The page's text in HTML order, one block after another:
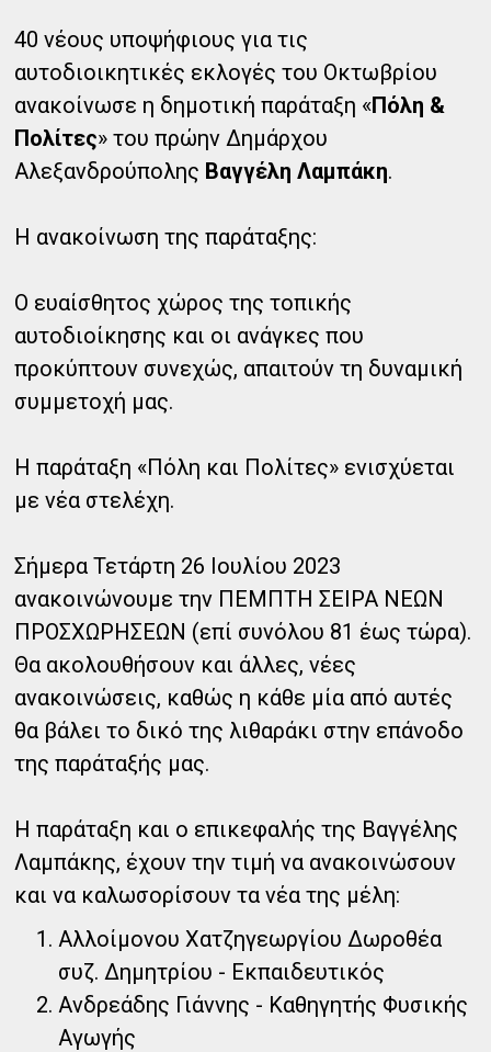
40 νέους υποψήφιους για τις
αυτοδιοικητικές εκλογές του Οκτωβρίου
ανακοίνωσε η δημοτική παράταξη «Πόλη &
Πολίτες» του πρώην Δημάρχου
Αλεξανδρούπολης Βαγγέλη Λαμπάκη.
Η ανακοίνωση της παράταξης:
Ο ευαίσθητος χώρος της τοπικής
αυτοδιοίκησης και οι ανάγκες που
προκύπτουν συνεχώς, απαιτούν τη δυναμική
συμμετοχή μας.
Η παράταξη «Πόλη και Πολίτες» ενισχύεται
με νέα στελέχη.
Σήμερα Τετάρτη 26 Ιουλίου 2023
ανακοινώνουμε την ΠΕΜΠΤΗ ΣΕΙΡΑ ΝΕΩΝ
ΠΡΟΣΧΩΡΗΣΕΩΝ (επί συνόλου 81 έως τώρα).
Θα ακολουθήσουν και άλλες, νέες
ανακοινώσεις, καθώς η κάθε μία από αυτές
θα βάλει το δικό της λιθαράκι στην επάνοδο
της παράταξής μας.
Η παράταξη και ο επικεφαλής της Βαγγέλης
Λαμπάκης, έχουν την τιμή να ανακοινώσουν
και να καλωσορίσουν τα νέα της μέλη:
Αλλοίμονου Χατζηγεωργίου Δωροθέα
συζ. Δημητρίου - Εκπαιδευτικός
Ανδρεάδης Γιάννης - Καθηγητής Φυσικής
Αγωγής